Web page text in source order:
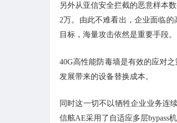
另外从亚信安全拦截的恶意样本
2万。由此不难看出，企业面临
目标，海量攻击依然是重要手段
40G高性能防毒墙是有效的应对
发展带来的设备替换成本。
同时这一切不以牺牲企业业务连
信舷AE采用了自适应多层bypass